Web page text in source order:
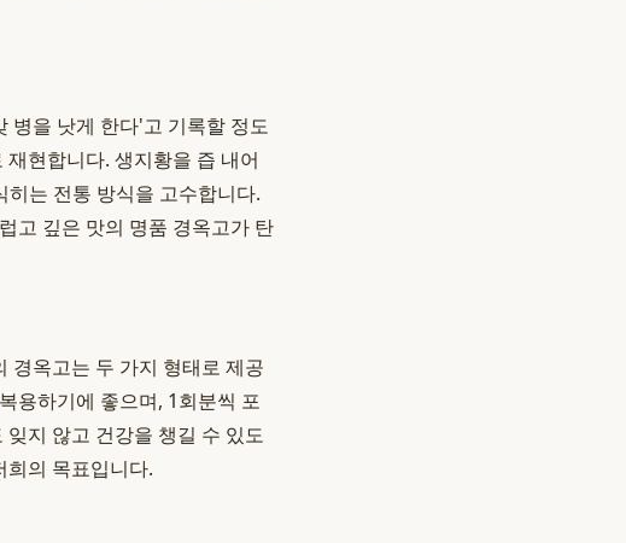
병을 낫게 한다'고 기록할 정도
현합니다. 생지황을 즙 내어
는 전통 방식을 고수합니다.
고 깊은 맛의 명품 경옥고가 탄
경옥고는 두 가지 형태로 제공
용하기에 좋으며, 1회분씩 포
지 않고 건강을 챙길 수 있도
희의 목표입니다.